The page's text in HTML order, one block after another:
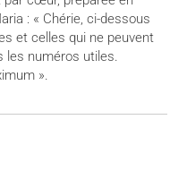
: « Chérie, ci-dessous
et celles qui ne peuvent
les numéros utiles.
».